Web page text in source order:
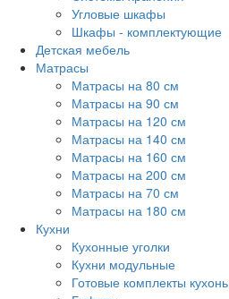
Угловые шкафы
Шкафы - комплектующие
Детская мебель
Матрасы
Матрасы на 80 см
Матрасы на 90 см
Матрасы на 120 см
Матрасы на 140 см
Матрасы на 160 см
Матрасы на 200 см
Матрасы на 70 см
Матрасы на 180 см
Кухни
Кухонные уголки
Кухни модульные
Готовые комплекты кухонь